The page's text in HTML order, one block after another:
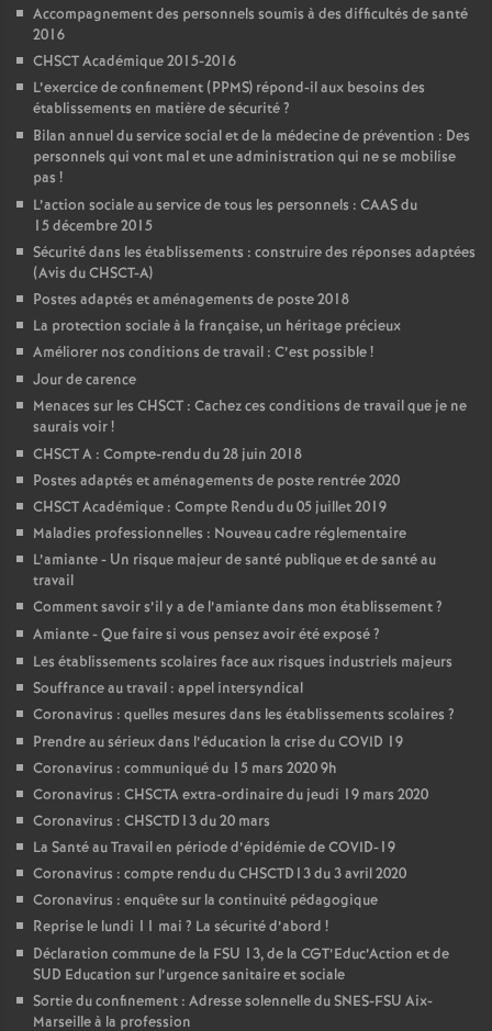
Accompagnement des personnels soumis à des difficultés de santé
2016
CHSCT Académique 2015-2016
L’exercice de confinement (PPMS) répond-il aux besoins des
établissements en matière de sécurité?
Bilan annuel du service social et de la médecine de prévention : Des
personnels qui vont mal et une administration qui ne se mobilise
pas !
L’action sociale au service de tous les personnels : CAAS du
15 décembre 2015
Sécurité dans les établissements : construire des réponses adaptées
(Avis du CHSCT-A)
Postes adaptés et aménagements de poste 2018
La protection sociale à la française, un héritage précieux
Améliorer nos conditions de travail : C’est possible!
Jour de carence
Menaces sur les CHSCT : Cachez ces conditions de travail que je ne
saurais voir!
CHSCT A : Compte-rendu du 28 juin 2018
Postes adaptés et aménagements de poste rentrée 2020
CHSCT Académique : Compte Rendu du 05 juillet 2019
Maladies professionnelles : Nouveau cadre réglementaire
L’amiante - Un risque majeur de santé publique et de santé au
travail
Comment savoir s’il y a de l’amiante dans mon établissement?
Amiante - Que faire si vous pensez avoir été exposé?
Les établissements scolaires face aux risques industriels majeurs
Souffrance au travail : appel intersyndical
Coronavirus : quelles mesures dans les établissements scolaires ?
Prendre au sérieux dans l’éducation la crise du COVID 19
Coronavirus : communiqué du 15 mars 2020 9h
Coronavirus : CHSCTA extra-ordinaire du jeudi 19 mars 2020
Coronavirus : CHSCTD13 du 20 mars
La Santé au Travail en période d’épidémie de COVID-19
Coronavirus : compte rendu du CHSCTD13 du 3 avril 2020
Coronavirus : enquête sur la continuité pédagogique
Reprise le lundi 11 mai ? La sécurité d’abord !
Déclaration commune de la FSU 13, de la CGT’Educ’Action et de
SUD Education sur l’urgence sanitaire et sociale
Sortie du confinement : Adresse solennelle du SNES-FSU Aix-
Marseille à la profession